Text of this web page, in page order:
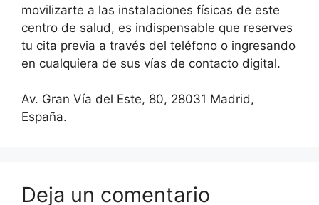
movilizarte a las instalaciones físicas de este
centro de salud, es indispensable que reserves
tu cita previa a través del teléfono o ingresando
en cualquiera de sus vías de contacto digital.
Av. Gran Vía del Este, 80, 28031 Madrid,
España.
Deja un comentario